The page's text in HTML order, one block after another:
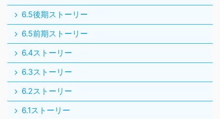
6.5後期ストーリー
6.5前期ストーリー
6.4ストーリー
6.3ストーリー
6.2ストーリー
6.1ストーリー